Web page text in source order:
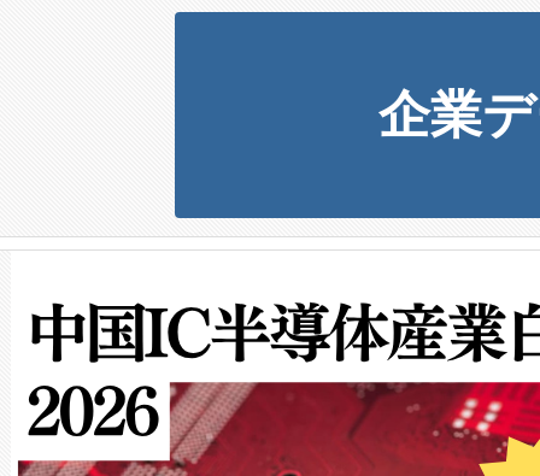
企業